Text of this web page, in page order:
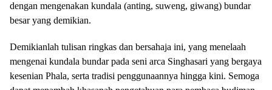
dengan mengenakan kundala (anting, suweng, giwang) bundar
besar yang demikian.
Demikianlah tulisan ringkas dan bersahaja ini, yang menelaah
mengenai kundala bundar pada seni arca Singhasari yang bergaya
kesenian Phala, serta tradisi penggunaannya hingga kini. Semoga